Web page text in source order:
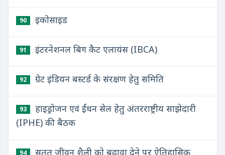
90 इकोसाइड
91 इंटरनेशनल बिग कैट एलायंस (IBCA)
92 ग्रेट इंडियन बस्टर्ड के संरक्षण हेतु समिति
93
हाइड्रोजन एवं ईंधन सेल हेतु अंतरराष्ट्रीय साझेदारी
(IPHE) की बैठक
94
सतत जीवन शैली को बढ़ावा देने पर ऐतिहासिक